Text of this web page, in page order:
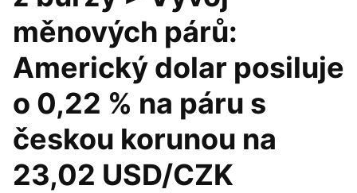
měnových párů:
Americký dolar posiluje
o 0,22 % na páru s
českou korunou na
23,02 USD/CZK